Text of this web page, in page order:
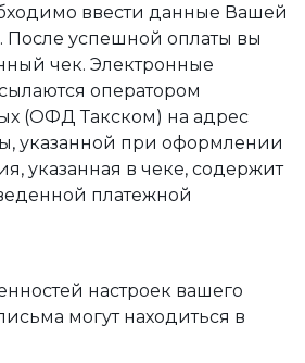
ввести данные Вашей
После успешной оплаты вы
чек. Электронные
оператором
(ОФД Такском) на адрес
указанной при оформлении
указанная в чеке, содержит
платежной
настроек вашего
могут находиться в